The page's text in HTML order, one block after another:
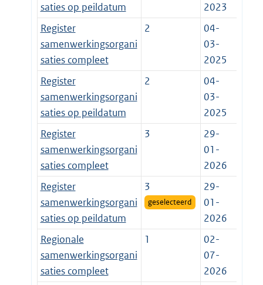
saties op peildatum
2023
Register
samenwerkingsorgani
saties compleet
2
04-
03-
2025
Register
samenwerkingsorgani
saties op peildatum
2
04-
03-
2025
Register
samenwerkingsorgani
saties compleet
3
29-
01-
2026
Register
samenwerkingsorgani
saties op peildatum
3
geselecteerd
29-
01-
2026
Regionale
samenwerkingsorgani
saties compleet
1
02-
07-
2026